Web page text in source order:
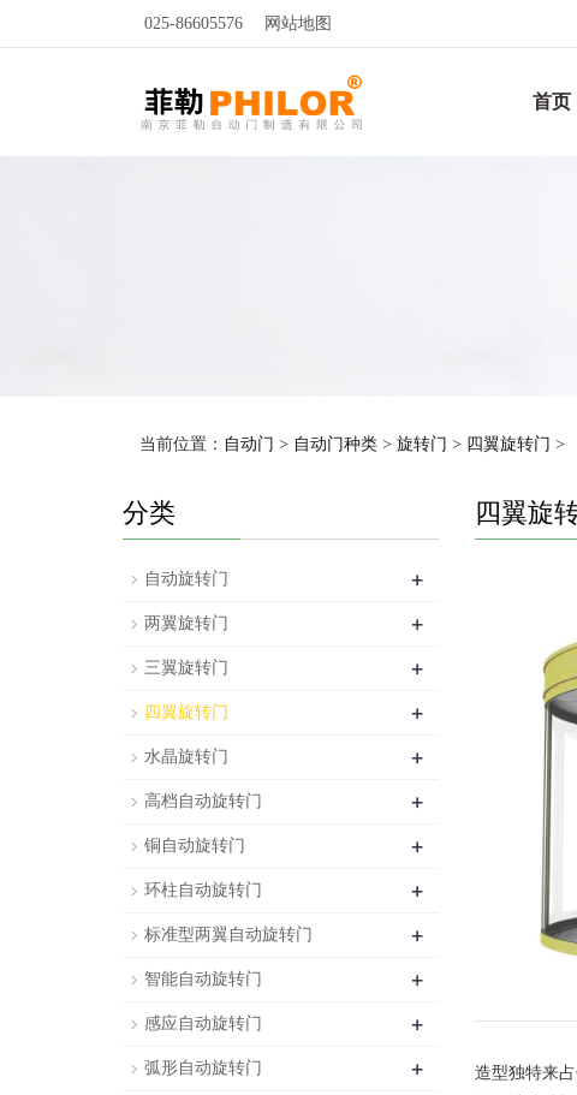
025-86605576 网站地图
首页
当前位置： 自动门 > 自动门种类 > 旋转门 > 四翼旋转门 >
四翼旋
造型独特来
分类
自动旋转门 +
两翼旋转门 +
三翼旋转门 +
四翼旋转门 +
水晶旋转门 +
高档自动旋转门 +
铜自动旋转门 +
环柱自动旋转门 +
标准型两翼自动旋转门 +
智能自动旋转门 +
感应自动旋转门 +
弧形自动旋转门 +